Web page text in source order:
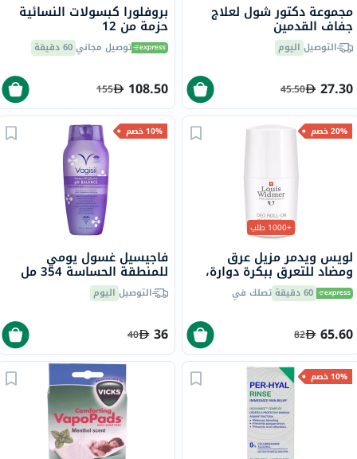
مجموعة دكتور شول لعلاج
جفاف القدمين
التوصيل اليوم
27.30
45.50
بروفلورا كبسولات النسائية
حزمة من 12
توصيل مجاني60 دقيقة
108.50
155
20% خصم
+1000 طلب
لويس ويدمر مزيل عرق
ومضاد للتعرق ببكرة دوارة،
بدون رائحة، 50 مل
60 دقيقة تصلك في
65.60
82
10% خصم
فاجيسيل غسول يومي
للمنطقة الحساسة 354 مل
التوصيل اليوم
36
40
10% خصم